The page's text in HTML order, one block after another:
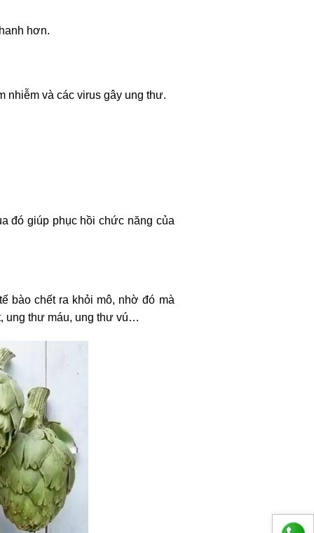
hơn.
và các virus gây ung thư.
đó giúp phục hồi chức năng của
bào chết ra khỏi mô, nhờ đó mà
ung thư máu, ung thư vú…